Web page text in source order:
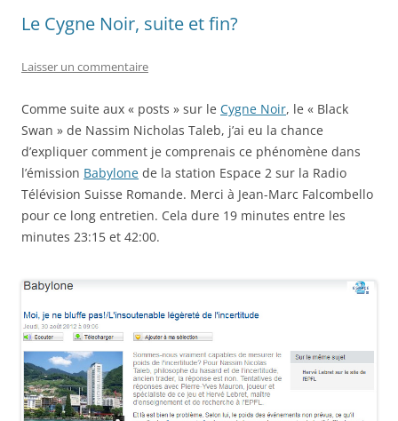
Le Cygne Noir, suite et fin?
Laisser un commentaire
Comme suite aux « posts » sur le Cygne Noir, le « Black
Swan » de Nassim Nicholas Taleb, j’ai eu la chance
d’expliquer comment je comprenais ce phénomène dans
l’émission Babylone de la station Espace 2 sur la Radio
Télévision Suisse Romande. Merci à Jean-Marc Falcombello
pour ce long entretien. Cela dure 19 minutes entre les
minutes 23:15 et 42:00.